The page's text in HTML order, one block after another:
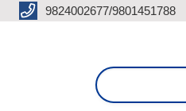
9824002677/9801451788
Search